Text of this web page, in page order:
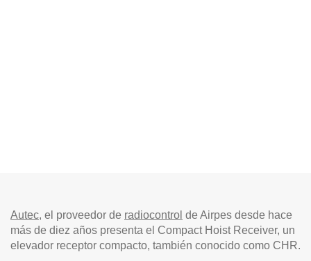
Autec, el proveedor de radiocontrol de Airpes desde hace
más de diez años presenta el Compact Hoist Receiver, un
elevador receptor compacto, también conocido como CHR.